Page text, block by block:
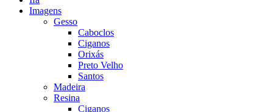
Imagens
Gesso
Caboclos
Ciganos
Orixás
Preto Velho
Santos
Madeira
Resina
Ciganos